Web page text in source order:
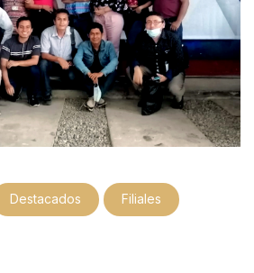
Destacados Filiales